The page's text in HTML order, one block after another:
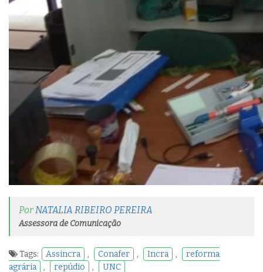
PorNATALIA RIBEIRO PEREIRA
Assessora de Comunicação
Tags: Assincra , Conafer , Incra ,
reforma
agrária
, repúdio , UNC